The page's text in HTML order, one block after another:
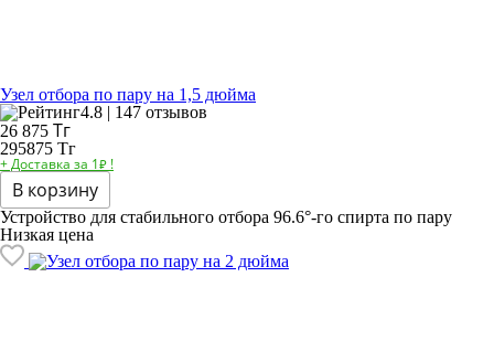
Узел отбора по пару на 1,5 дюйма
4.8 | 147 отзывов
26 875 Тг
295875 Тг
+ Доставка за 1₽ !
В корзину
Устройство для стабильного отбора 96.6°-го спирта по пару
Низкая цена